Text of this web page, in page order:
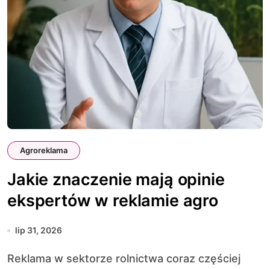
Agroreklama
Jakie znaczenie mają opinie
ekspertów w reklamie agro
lip 31, 2026
Reklama w sektorze rolnictwa coraz częściej